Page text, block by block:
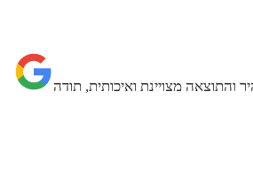
והתוצאה מצויינת ואיכותית, תודה